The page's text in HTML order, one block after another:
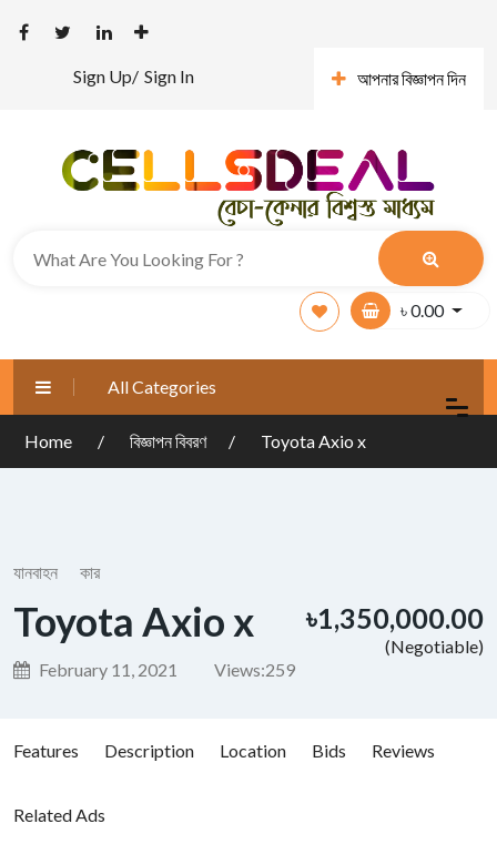
Sign Up/ Sign In আপনার বিজ্ঞাপন দিন
৳0.00
All Categories
Home বিজ্ঞাপন বিবরণ Toyota Axio x
যানবাহন কার
Toyota Axio x
February 11, 2021 Views:259
৳1,350,000.00
(Negotiable)
Features Description Location Bids Reviews
Related Ads